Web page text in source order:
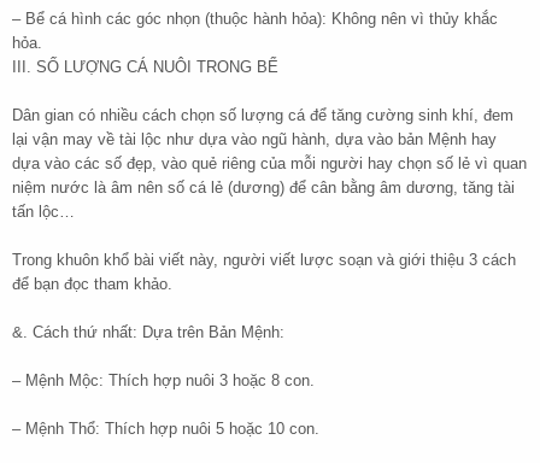
– Bể cá hình các góc nhọn (thuộc hành hỏa): Không nên vì thủy khắc
hỏa.
III. SỐ LƯỢNG CÁ NUÔI TRONG BỂ
Dân gian có nhiều cách chọn số lượng cá để tăng cường sinh khí, đem
lại vận may về tài lộc như dựa vào ngũ hành, dựa vào bản Mệnh hay
dựa vào các số đẹp, vào quẻ riêng của mỗi người hay chọn số lẻ vì quan
niệm nước là âm nên số cá lẻ (dương) để cân bằng âm dương, tăng tài
tấn lộc…
Trong khuôn khổ bài viết này, người viết lược soạn và giới thiệu 3 cách
để bạn đọc tham khảo.
&. Cách thứ nhất: Dựa trên Bản Mệnh:
– Mệnh Mộc: Thích hợp nuôi 3 hoặc 8 con.
– Mệnh Thổ: Thích hợp nuôi 5 hoặc 10 con.